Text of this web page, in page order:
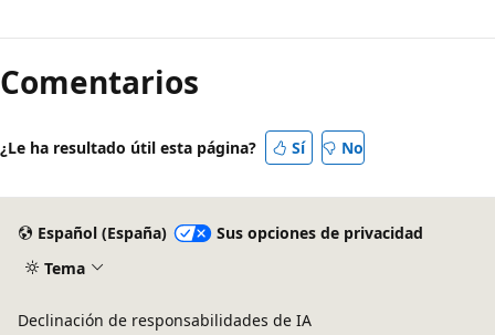
Modo
de
lectura
Comentarios
¿Le ha resultado útil esta página? Sí No
Español (España)
Sus opciones de privacidad
Tema
Declinación de responsabilidades de IA